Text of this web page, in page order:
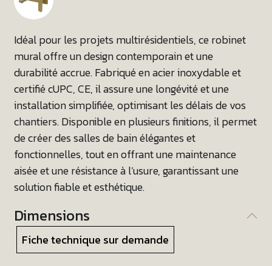
Idéal pour les projets multirésidentiels, ce robinet
mural offre un design contemporain et une
durabilité accrue. Fabriqué en acier inoxydable et
certifié cUPC, CE, il assure une longévité et une
installation simplifiée, optimisant les délais de vos
chantiers. Disponible en plusieurs finitions, il permet
de créer des salles de bain élégantes et
fonctionnelles, tout en offrant une maintenance
aisée et une résistance à l’usure, garantissant une
solution fiable et esthétique.
Dimensions
Fiche technique sur demande